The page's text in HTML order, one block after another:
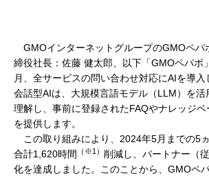
GMOインターネットグループのGMOペパ
締役社長：佐藤 健太郎、以下「GMOペパボ
月、全サービスの問い合わせ対応にAIを導
会話型AIは、大規模言語モデル（LLM）を活
理解し、事前に登録されたFAQやナレッジ
を提供します。
この取り組みにより、2024年5月までの5
合計1,620時間
（※1） 削減し、パートナー（
化を達成しました。このことから、GMOペ